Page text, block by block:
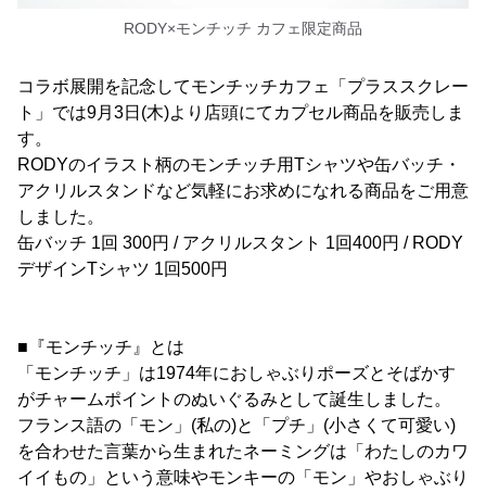
RODY×モンチッチ カフェ限定商品
コラボ展開を記念してモンチッチカフェ「プラススクレー
ト」では9月3日(木)より店頭にてカプセル商品を販売しま
す。
RODYのイラスト柄のモンチッチ用Tシャツや缶バッチ・
アクリルスタンドなど気軽にお求めになれる商品をご用意
しました。
缶バッチ 1回 300円 / アクリルスタント 1回400円 / RODY
デザインTシャツ 1回500円
■『モンチッチ』とは
「モンチッチ」は1974年におしゃぶりポーズとそばかす
がチャームポイントのぬいぐるみとして誕生しました。
フランス語の「モン」(私の)と「プチ」(小さくて可愛い)
を合わせた言葉から生まれたネーミングは「わたしのカワ
イイもの」という意味やモンキーの「モン」やおしゃぶり